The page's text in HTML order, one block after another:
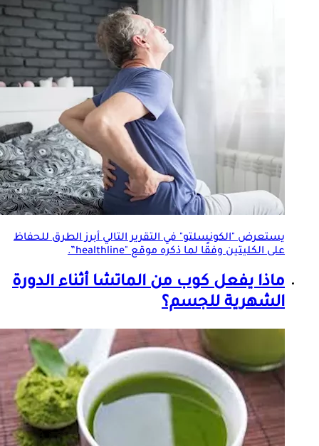
يستعرض "الكونسلتو" في التقرير التالي أبرز الطرق للحفاظ
على الكليتين وفقًا لما ذكره موقع "healthline”.
ماذا يفعل كوب من الماتشا أثناء الدورة
الشهرية للجسم؟